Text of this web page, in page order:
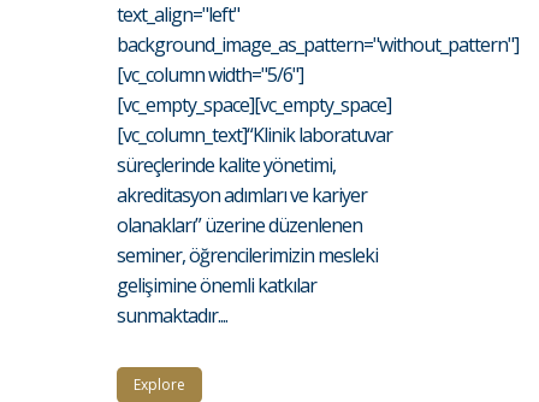
text_align="left"
background_image_as_pattern="without_pattern"]
[vc_column width="5/6"]
[vc_empty_space][vc_empty_space]
[vc_column_text]“Klinik laboratuvar
süreçlerinde kalite yönetimi,
akreditasyon adımları ve kariyer
olanakları” üzerine düzenlenen
seminer, öğrencilerimizin mesleki
gelişimine önemli katkılar
sunmaktadır....
Explore